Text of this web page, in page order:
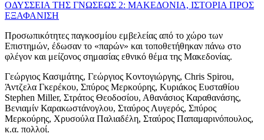
ΟΔΥΣΣΕΙΑ ΤΗΣ ΓΝΩΣΕΩΣ 2: ΜΑΚΕΔΟΝΙΑ, ΙΣΤΟΡΙΑ ΠΡΟΣ
ΕΞΑΦΑΝΙΣΗ
Προσωπικότητες παγκοσμίου εμβελείας από το χώρο των
Επιστημών, έδωσαν το «παρών» και τοποθετήθηκαν πάνω στο
φλέγον και μείζονος σημασίας εθνικό θέμα της Μακεδονίας.
Γεώργιος Κασιμάτης, Γεώργιος Κοντογιώργης, Chris Spirou,
Άντζελα Γκερέκου, Σπύρος Μερκούρης, Κυριάκος Ευσταθίου
Stephen Miller, Στράτος Θεοδοσίου, Αθανάσιος Καραθανάσης,
Βενιαμίν Καρακωστάνογλου, Σταύρος Λυγερός, Σπύρος
Μερκούρης, Χρυσούλα Παλιαδέλη, Σταύρος Παπαμαρινόπουλος,
κ.α. πολλοί.